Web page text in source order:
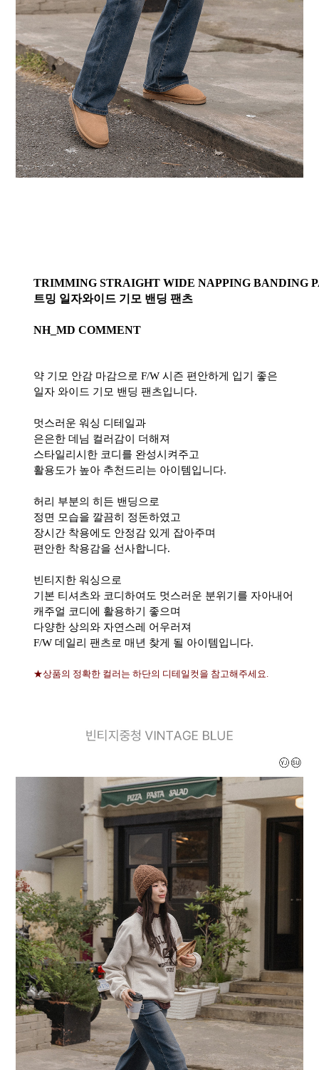
TRIMMING STRAIGHT WIDE NAPPING BANDING
트밍 일자와이드 기모 밴딩 팬츠
NH_MD COMMENT
약 기모 안감 마감으로 F/W 시즌 편안하게 입기 좋은
일자 와이드 기모 밴딩 팬츠입니다.
멋스러운 워싱 디테일과
은은한 데님 컬러감이 더해져
스타일리시한 코디를 완성시켜주고
활용도가 높아 추천드리는 아이템입니다.
허리 부분의 히든 밴딩으로
정면 모습을 깔끔히 정돈하였고
장시간 착용에도 안정감 있게 잡아주며
편안한 착용감을 선사합니다.
빈티지한 워싱으로
기본 티셔츠와 코디하여도 멋스러운 분위기를 자아내어
캐주얼 코디에 활용하기 좋으며
다양한 상의와 자연스레 어우러져
F/W 데일리 팬츠로 매년 찾게 될 아이템입니다.
★상품의 정확한 컬러는 하단의 디테일컷을 참고해주세요.